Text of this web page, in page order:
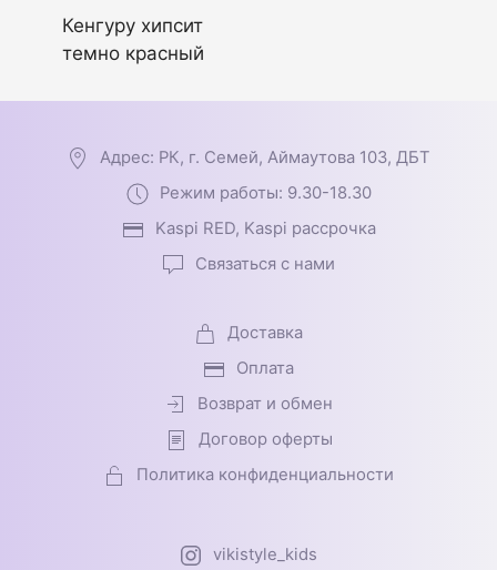
Кенгуру хипсит
темно красный
Адрес: РК, г. Семей, Аймаутова 103, ДБТ
Режим работы: 9.30-18.30
Kaspi RED, Kaspi рассрочка
Связаться с нами
Доставка
Оплата
Возврат и обмен
Договор оферты
Политика конфиденциальности
vikistyle_kids